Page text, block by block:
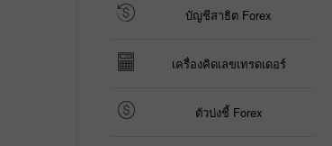
บัญชีสาธิต Forex
เครื่องคิดเลขเทรดเดอร์
ตัวบ่งชี้ Forex